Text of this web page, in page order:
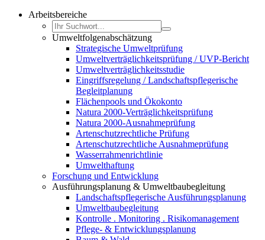
Arbeitsbereiche
Umweltfolgenabschätzung
Strategische Umweltprüfung
Umweltverträglichkeitsprüfung / UVP-Bericht
Umweltverträglichkeitsstudie
Eingriffsregelung / Landschaftspflegerische
Begleitplanung
Flächenpools und Ökokonto
Natura 2000-Verträglichkeitsprüfung
Natura 2000-Ausnahmeprüfung
Artenschutzrechtliche Prüfung
Artenschutzrechtliche Ausnahmeprüfung
Wasserrahmenrichtlinie
Umwelthaftung
Forschung und Entwicklung
Ausführungsplanung & Umweltbaubegleitung
Landschaftspflegerische Ausführungsplanung
Umweltbaubegleitung
Kontrolle . Monitoring . Risikomanagement
Pflege- & Entwicklungsplanung